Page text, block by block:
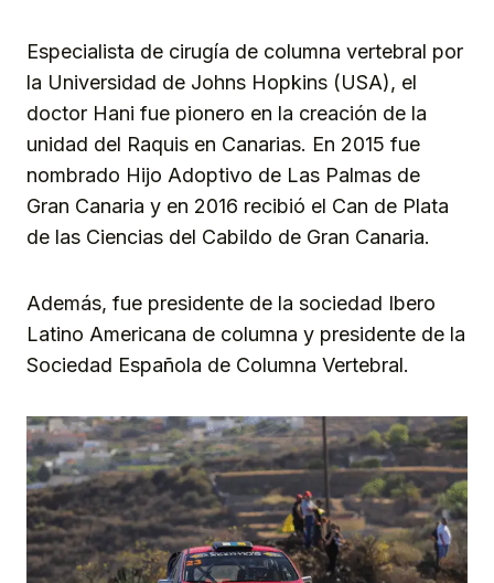
Especialista de cirugía de columna vertebral por
la Universidad de Johns Hopkins (USA), el
doctor Hani fue pionero en la creación de la
unidad del Raquis en Canarias. En 2015 fue
nombrado Hijo Adoptivo de Las Palmas de
Gran Canaria y en 2016 recibió el Can de Plata
de las Ciencias del Cabildo de Gran Canaria.
Además, fue presidente de la sociedad Ibero
Latino Americana de columna y presidente de la
Sociedad Española de Columna Vertebral.